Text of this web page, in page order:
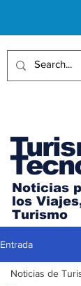
Noticias
los
Turismo
Entrada
Noticias de